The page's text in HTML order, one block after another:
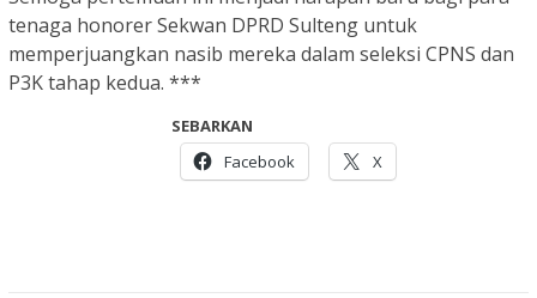
tenaga honorer Sekwan DPRD Sulteng untuk
memperjuangkan nasib mereka dalam seleksi CPNS dan
P3K tahap kedua. ***
SEBARKAN
Facebook
X